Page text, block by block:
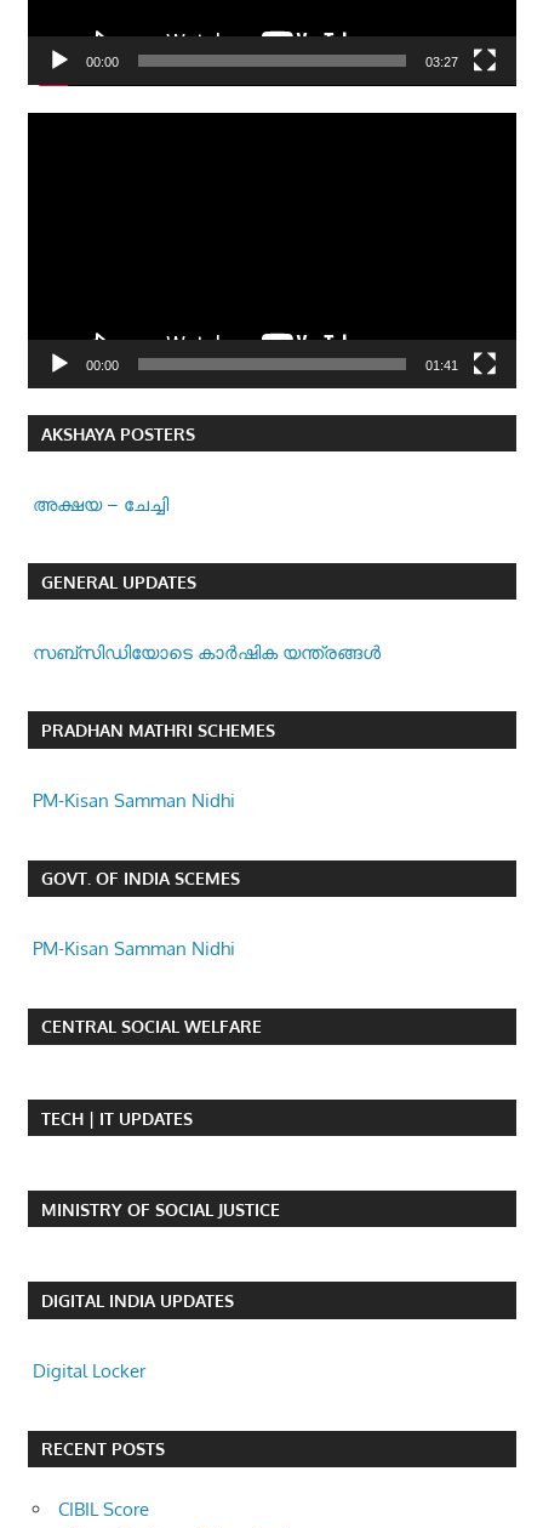
00:00 03:27
00:00 01:41
AKSHAYA POSTERS
അക്ഷയ – ചേച്ചി
GENERAL UPDATES
സബ്സിഡിയോടെ കാർഷിക യന്ത്രങ്ങൾ
PRADHAN MATHRI SCHEMES
PM-Kisan Samman Nidhi
GOVT. OF INDIA SCEMES
PM-Kisan Samman Nidhi
CENTRAL SOCIAL WELFARE
TECH | IT UPDATES
MINISTRY OF SOCIAL JUSTICE
DIGITAL INDIA UPDATES
Digital Locker
RECENT POSTS
CIBIL Score